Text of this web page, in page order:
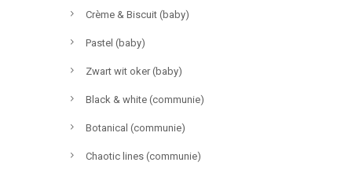
Crème & Biscuit (baby)
Pastel (baby)
Zwart wit oker (baby)
Black & white (communie)
Botanical (communie)
Chaotic lines (communie)